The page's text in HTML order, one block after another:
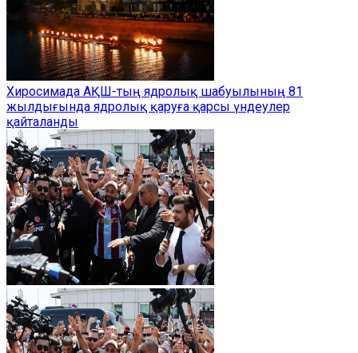
Хиросимада АҚШ-тың ядролық шабуылының 81
жылдығында ядролық қаруға қарсы үндеулер
қайталанды